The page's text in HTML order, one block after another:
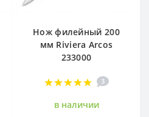
Нож филейный 200
мм Riviera Arcos
233000
3
в наличии